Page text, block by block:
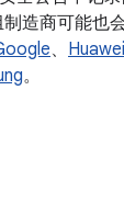
造商可能也
、 Huawei
。